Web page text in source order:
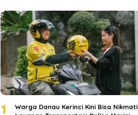
1
Warga Danau Kerinci Kini Bisa Nikmati